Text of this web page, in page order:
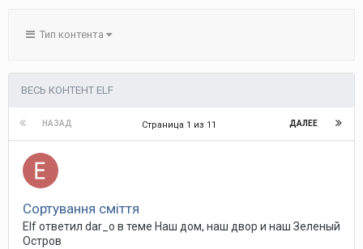
Тип контента
ВЕСЬ КОНТЕНТ ELF
НАЗАД ДАЛЕЕ
Страница 1 из 11
Сортування сміття
Elf ответил dar_o в теме Наш дом, наш двор и наш Зеленый
Остров